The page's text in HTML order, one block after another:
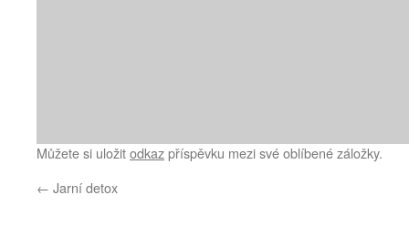
Můžete si uložitodkazpříspěvku mezi své oblíbené záložky.
← Jarní detox